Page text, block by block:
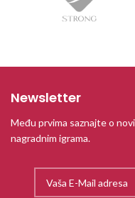
Newsletter
Među prvima saznajte o
nagradnim igrama.